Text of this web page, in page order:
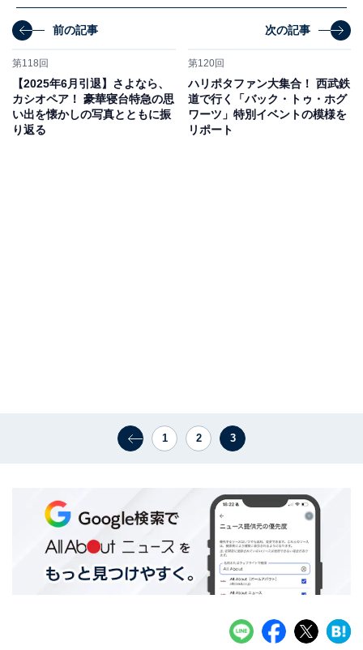
前の記事
第118回
【2025年6月引退】さよなら、
カシオペア！ 豪華寝台特急の思
い出を懐かしの写真とともに振
り返る
次の記事
第120回
ハリポタファン大集合！ 西武鉄
道で行く「バック・トゥ・ホグ
ワーツ」特別イベントの模様を
リポート
1 2 3